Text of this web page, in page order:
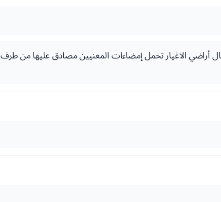
أراضي الاغيار تحمل إمضاءات المعنيين مصادق عليها من طرف